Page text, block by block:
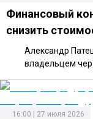
Финансовый
снизить
Александр
владельцем
16:00 | 27 июля 2026